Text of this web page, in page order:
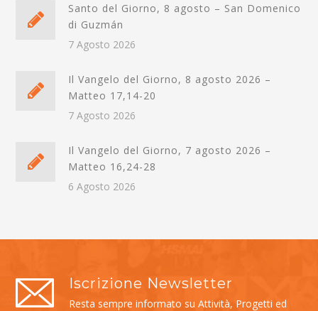
Santo del Giorno, 8 agosto – San Domenico
di Guzmán
7 Agosto 2026
Il Vangelo del Giorno, 8 agosto 2026 –
Matteo 17,14-20
7 Agosto 2026
Il Vangelo del Giorno, 7 agosto 2026 –
Matteo 16,24-28
6 Agosto 2026
Iscrizione Newsletter
Resta sempre informato su Attività, Progetti ed